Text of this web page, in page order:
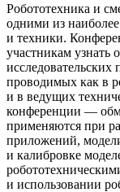
Робототехника и
одними из
и техники.
участникам узнать
исследовательских
проводимых как в
и в ведущих
конференции —
применяются при
приложений,
и калибровке
и использовании